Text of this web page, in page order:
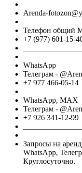
Arenda-
Телефон общий
+7 (977) 601-15-
WhatsApp
Телеграм -
+7 977 466-05-14
WhatsApp, МАХ
Телеграм -
+7 926 341-12-99
Запросы на
WhatsApp,
Круглосуточно.